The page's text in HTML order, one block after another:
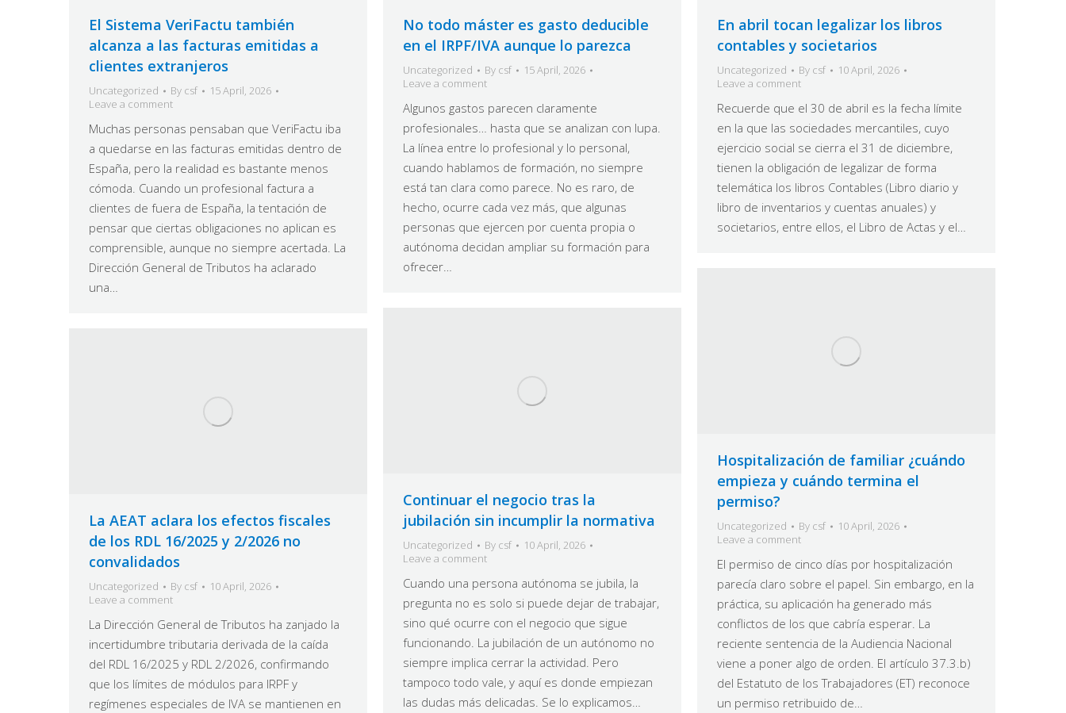
El Sistema VeriFactu también
alcanza a las facturas emitidas a
clientes extranjeros
Uncategorized By csf
15 April, 2026
Leave a comment
Muchas personas pensaban que VeriFactu iba
a quedarse en las facturas emitidas dentro de
España, pero la realidad es bastante menos
cómoda. Cuando un profesional factura a
clientes de fuera de España, la tentación de
pensar que ciertas obligaciones no aplican es
comprensible, aunque no siempre acertada. La
Dirección General de Tributos ha aclarado
una…
No todo máster es gasto deducible
en el IRPF/IVA aunque lo parezca
Uncategorized By csf
15 April, 2026
Leave a comment
Algunos gastos parecen claramente
profesionales… hasta que se analizan con lupa.
La línea entre lo profesional y lo personal,
cuando hablamos de formación, no siempre
está tan clara como parece. No es raro, de
hecho, ocurre cada vez más, que algunas
personas que ejercen por cuenta propia o
autónoma decidan ampliar su formación para
ofrecer…
En abril tocan legalizar los libros
contables y societarios
Uncategorized By csf
10 April, 2026
Leave a comment
Recuerde que el 30 de abril es la fecha límite
en la que las sociedades mercantiles, cuyo
ejercicio social se cierra el 31 de diciembre,
tienen la obligación de legalizar de forma
telemática los libros Contables (Libro diario y
libro de inventarios y cuentas anuales) y
societarios, entre ellos, el Libro de Actas y el…
Hospitalización de familiar ¿cuándo
empieza y cuándo termina el
permiso?
Uncategorized By csf
10 April, 2026
Leave a comment
El permiso de cinco días por hospitalización
parecía claro sobre el papel. Sin embargo, en la
práctica, su aplicación ha generado más
conflictos de los que cabría esperar. La
reciente sentencia de la Audiencia Nacional
viene a poner algo de orden. El artículo 37.3.b)
del Estatuto de los Trabajadores (ET) reconoce
un permiso retribuido de…
Continuar el negocio tras la
jubilación sin incumplir la normativa
Uncategorized By csf
10 April, 2026
Leave a comment
Cuando una persona autónoma se jubila, la
pregunta no es solo si puede dejar de trabajar,
sino qué ocurre con el negocio que sigue
funcionando. La jubilación de un autónomo no
siempre implica cerrar la actividad. Pero
tampoco todo vale, y aquí es donde empiezan
las dudas más delicadas. Se lo explicamos…
La AEAT aclara los efectos fiscales
de los RDL 16/2025 y 2/2026 no
convalidados
Uncategorized By csf
10 April, 2026
Leave a comment
La Dirección General de Tributos ha zanjado la
incertidumbre tributaria derivada de la caída
del RDL 16/2025 y RDL 2/2026, confirmando
que los límites de módulos para IRPF y
regímenes especiales de IVA se mantienen en